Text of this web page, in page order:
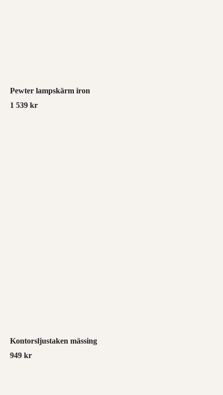
Pewter lampskärm iron
1 539 kr
Kontorsljustaken mässing
949 kr